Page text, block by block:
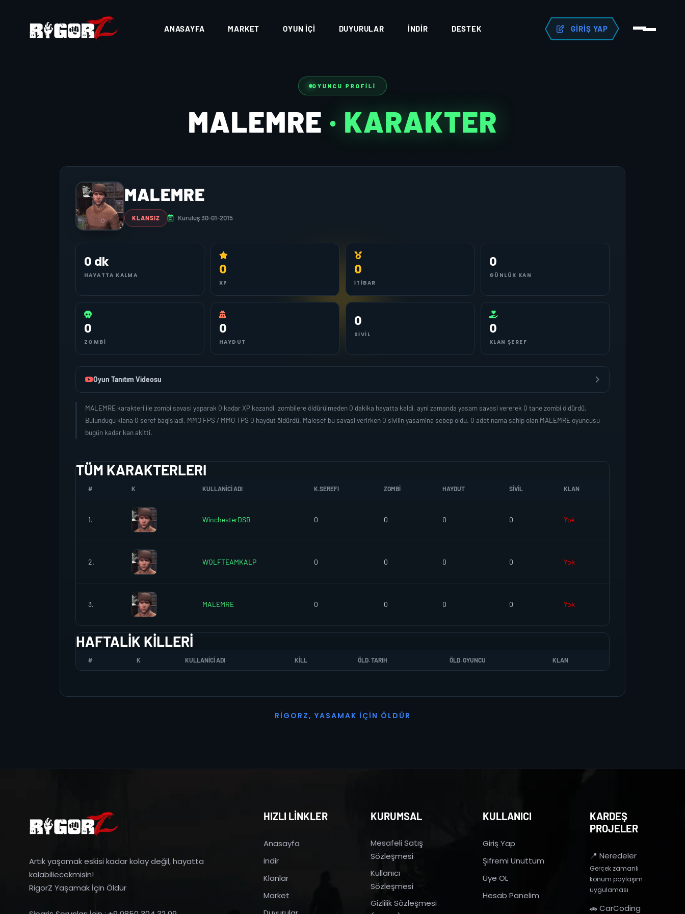
ANASAYFA MARKET OYUN İÇI DUYURULAR İNDIR DESTEK GIRIŞ YAP
OYUNCU PROFILI
MALEMRE · KARAKTER
MALEMRE
KLANSIZ Kuruluş 30-01-2015
0 dk
HAYATTA KALMA 0
XP
0
İTIBAR
0
GÜNLÜK KAN
0
ZOMBI
0
HAYDUT
0
SIVIL 0
KLAN ŞEREF
Oyun Tanıtım Videosu
MALEMRE karakteri ile zombi savasi yaparak 0 kadar XP kazandi, zombilere öldürülmeden 0 dakika hayatta kaldi, ayni zamanda yasam savasi vererek 0 tane zombi öldürdü.
Bulundugu klana 0 seref bagisladi, MMO FPS / MMO TPS 0 haydut öldürdü. Malesef bu savasi verirken 0 sivilin yasamina sebep oldu. 0 adet nama sahip olan MALEMRE oyuncusu
bugün kadar kan akitti.
TÜM KARAKTERLERI
# K KULLANICI ADI K.SEREFI ZOMBI HAYDUT SIVIL KLAN
1. WinchesterDSB 0 0 0 0 Yok
2. WOLFTEAMKALP 0 0 0 0 Yok
3. MALEMRE 0 0 0 0 Yok
HAFTALIK KILLERI
# K KULLANICI ADI KILL ÖLD. TARIH ÖLD. OYUNCU KLAN
R I G O R Z, YASAMAK İ ÇI N Ö L D Ü R
Artık yaşamak eskisi kadar kolay değil, hayatta
kalabiliecekmisin!
RigorZ Yaşamak İçin Öldür
HIZLI LİNKLER
Anasayfa
indir
Klanlar
Market
KURUMSAL
Mesafeli Satış
Sözleşmesi
Kullanıcı
Sözleşmesi
Gizlilik Sözleşmesi
KULLANICI
Giriş Yap
Şifremi Unuttum
Üye OL
Hesab Panelim
KARDEŞ
PROJELER
📍 Neredeler
Gerçek zamanlı
konum paylaşım
uygulaması
🚗 CarCoding